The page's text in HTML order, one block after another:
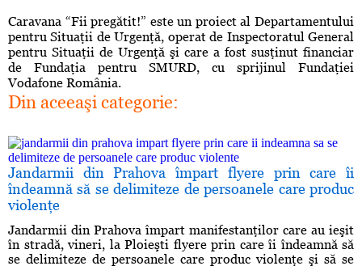
Caravana “Fii pregătit!” este un proiect al Departamentului
pentru Situaţii de Urgenţă, operat de Inspectoratul General
pentru Situaţii de Urgenţă şi care a fost susţinut financiar
de Fundaţia pentru SMURD, cu sprijinul Fundaţiei
Vodafone România.
Din aceeaşi categorie:
Jandarmii din Prahova împart flyere prin care îi
îndeamnă să se delimiteze de persoanele care produc
violenţe
Jandarmii din Prahova împart manifestanţilor care au ieşit
în stradă, vineri, la Ploieşti flyere prin care îi îndeamnă să
se delimiteze de persoanele care produc violenţe şi să se